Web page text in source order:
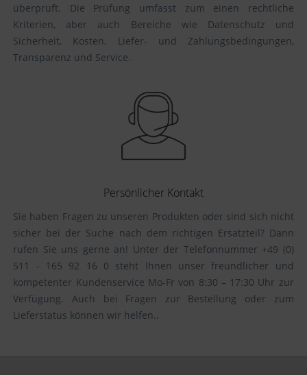
überprüft. Die Prüfung umfasst zum einen rechtliche
Kriterien, aber auch Bereiche wie Datenschutz und
Sicherheit, Kosten, Liefer- und Zahlungsbedingungen,
Transparenz und Service.
Persönlicher Kontakt
Sie haben Fragen zu unseren Produkten oder sind sich nicht
sicher bei der Suche nach dem richtigen Ersatzteil? Dann
rufen Sie uns gerne an! Unter der Telefonnummer +49 (0)
511 - 165 92 16 0 steht Ihnen unser freundlicher und
kompetenter Kundenservice Mo-Fr von 8:30 – 17:30 Uhr zur
Verfügung. Auch bei Fragen zur Bestellung oder zum
Lieferstatus können wir helfen..